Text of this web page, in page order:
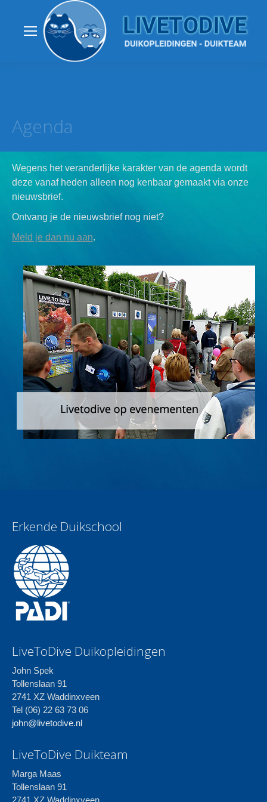
Agenda
Wegens het veranderlijke karakter van de agenda wordt
deze vanaf heden alleen nog kenbaar gemaakt via onze
nieuwsbrief.
Ontvang je de nieuwsbrief nog niet?
Meld je dan nu aan.
Erkende Duikschool
LiveToDive Duikopleidingen
John Spek
Tollenslaan 91
2741 XZ Waddinxveen
Tel (06) 22 63 73 06
john@livetodive.nl
LiveToDive Duikteam
Marga Maas
Tollenslaan 91